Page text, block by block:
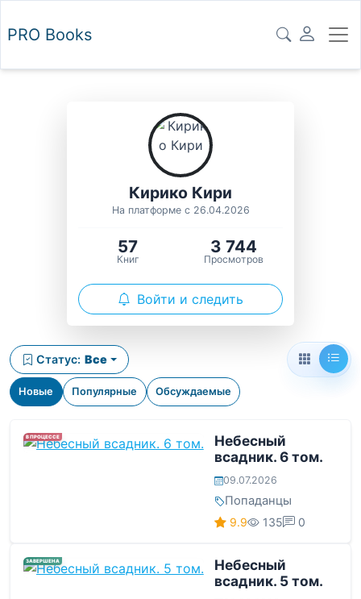
PRO Books
Кирико Кири
На платформе с 26.04.2026
57
Книг
3 744
Просмотров
Войти и следить
Новые Популярные Обсуждаемые
Статус: Все
В ПРОЦЕССЕ
Небесный
всадник. 6 том.
09.07.2026
Попаданцы
9.9 135 0
ЗАВЕРШЕНА
Небесный
всадник. 5 том.